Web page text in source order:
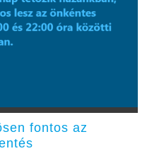
fontos az